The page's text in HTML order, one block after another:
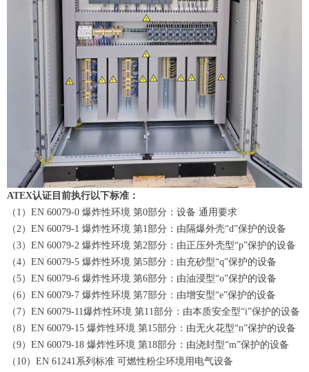
ATEX认证目前执行以下标准：
（1）EN 60079-0 爆炸性环境 第0部分：设备 通用要求
（2）EN 60079-1 爆炸性环境 第1部分：由隔爆外壳“d”保护的设备
（3）EN 60079-2 爆炸性环境 第2部分：由正压外壳型“p”保护的设备
（4）EN 60079-5 爆炸性环境 第5部分：由充砂型“q”保护的设备
（5）EN 60079-6 爆炸性环境 第6部分：由油浸型“o”保护的设备
（6）EN 60079-7 爆炸性环境 第7部分：由增安型“e”保护的设备
（7）EN 60079-11爆炸性环境 第11部分：由本质安全型“i”保护的设备
（8）EN 60079-15 爆炸性环境 第15部分：由无火花型“n”保护的设备
（9）EN 60079-18 爆炸性环境 第18部分：由浇封型“m”保护的设备
（10）EN 61241系列标准 可燃性粉尘环境用电气设备